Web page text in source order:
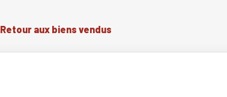
Retour aux biens vendus